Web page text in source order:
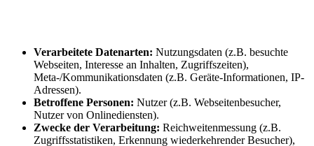
Verarbeitete Datenarten: Nutzungsdaten (z.B. besuchte
Webseiten, Interesse an Inhalten, Zugriffszeiten),
Meta-/Kommunikationsdaten (z.B. Geräte-Informationen, IP-
Adressen).
Betroffene Personen: Nutzer (z.B. Webseitenbesucher,
Nutzer von Onlinediensten).
Zwecke der Verarbeitung: Reichweitenmessung (z.B.
Zugriffsstatistiken, Erkennung wiederkehrender Besucher),